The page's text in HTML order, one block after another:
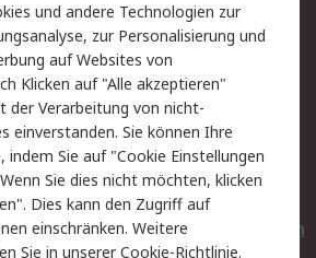
Kontakt
Privatkunden
Datenschutz
Zahlungsbedingungen
Entsorgung
Elektrogeräte/Batterien
und andere Technologien zur
zur Personalisierung und
auf Websites von
Klicken auf "Alle akzeptieren"
der Verarbeitung von nicht-
einverstanden. Sie können Ihre
indem Sie auf "Cookie Einstellungen
Sie dies nicht möchten, klicken
Dies kann den Zugriff auf
einschränken. Weitere
Sie in unsererCookie-Richtlinie.